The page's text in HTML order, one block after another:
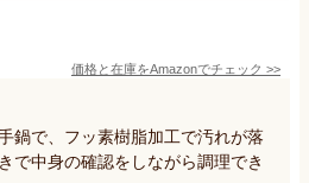
価格と在庫をAmazonでチェック >>
鍋で、フッ素樹脂加工で汚れが落
で中身の確認をしながら調理でき